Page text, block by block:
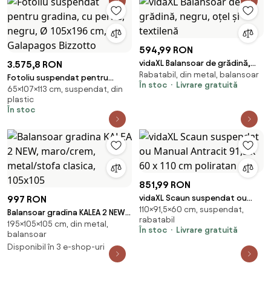
3.575,8 RON
Fotoliu suspendat pentru
gradina, cu perne, negru, Ø
105x196 cm, Galapagos
Bizzotto
65×107×113 cm, suspendat, din
plastic
În stoc
594,99 RON
vidaXL Balansoar de grădină,
negru, oțel și textilenă
Rabatabil, din metal, balansoar
În stoc
Livrare gratuită
997 RON
Balansoar gradina KALEA 2 NEW,
maro/crem, metal/stofa
clasica, 105x105
195×105×105 cm, din metal,
balansoar
Disponibil în 3 e-shop-uri
851,99 RON
vidaXL Scaun suspendat ou
Manual Antracit 91,5 x 60 x 110
cm poliratan
110×91,5×60 cm, suspendat,
rabatabil
În stoc
Livrare gratuită